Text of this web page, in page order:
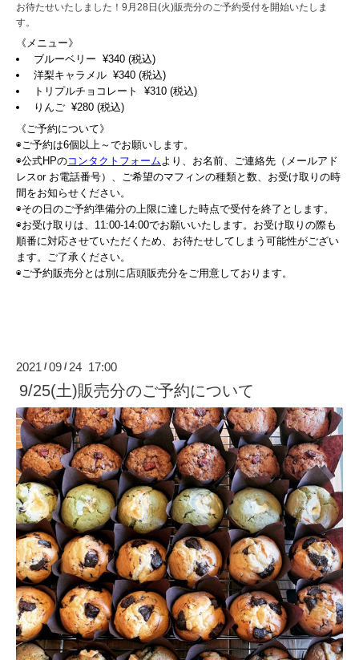
お待たせいたしました！9月28日(火)販売分のご予約受付を開始いたしま
す。
《メニュー》
ブルーベリー ¥340 (税込)
洋梨キャラメル ¥340 (税込)
トリプルチョコレート ¥310 (税込)
りんご ¥280 (税込)
《ご予約について》
◉ご予約は6個以上～でお願いします。
◉公式HPのコンタクトフォーム より、お名前、ご連絡先（メールアド
レスor お電話番号）、ご希望のマフィンの種類と数、お受け取りの時
間をお知らせください。
◉その日のご予約準備分の上限に達した時点で受付を終了とします。
◉お受け取りは、11:00-14:00でお願いいたします。お受け取りの際も
順番に対応させていただくため、お待たせしてしまう可能性がござい
ます。ご了承ください。
◉ご予約販売分とは別に店頭販売分をご用意しております。
2021 /09 /24 17:00
9/25(土)販売分のご予約について